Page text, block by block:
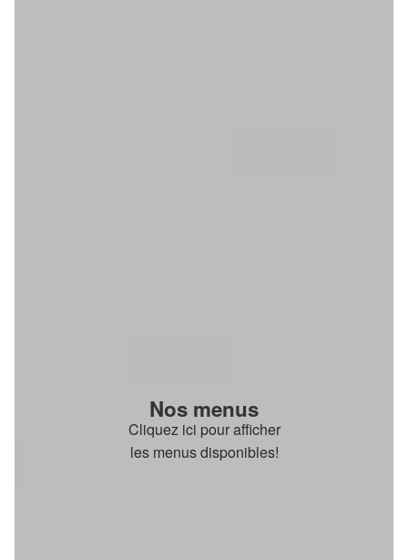
Nos menus
Cliquez ici pour afficher
les menus disponibles!